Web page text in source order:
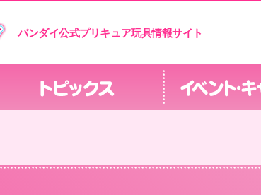
バンダイ公式プリキュア玩具情報サイト